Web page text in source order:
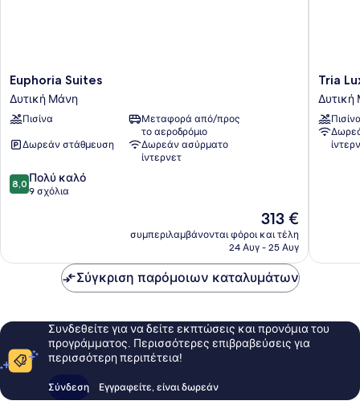
Euphoria
Suites
Δυτική
Μάνη
Euphoria Suites
Δυτική Μάνη
Πισίνα
Μεταφορά από/προς
το αεροδρόμιο
Δωρεάν στάθμευση
Δωρεάν ασύρματο
ίντερνετ
8.0
στα
σχόλια
8,0 Πολύ καλό
9 σχόλια
Η
τιμή
είναι
313 €
συμπεριλαμβάνονται φόροι και τέλη
24 Αυγ - 25 Αυγ
Tria
Luxury
Δυτική
Μάνη
Tria
Σύγκριση παρόμοιων καταλυμάτων
Συνδεθείτε για να δείτε εκπτώσεις και προνόμια του
προγράμματος. Περισσότερες επιβραβεύσεις για
περισσότερη περιπέτεια!
Σύνδεση Εγγραφείτε, είναι δωρεάν